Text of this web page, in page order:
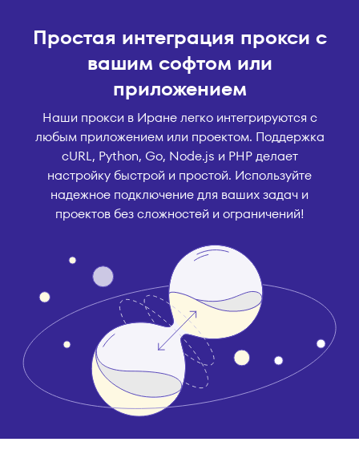
Простая интеграция прокси с
вашим софтом или
приложением
Наши прокси в Иране легко интегрируются с
любым приложением или проектом. Поддержка
cURL, Python, Go, Node.js и PHP делает
настройку быстрой и простой. Используйте
надежное подключение для ваших задач и
проектов без сложностей и ограничений!